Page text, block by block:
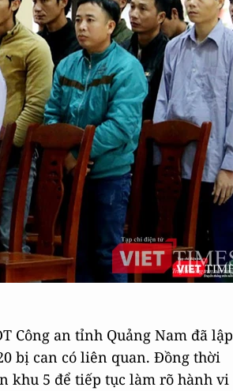
Công an tỉnh Quảng Nam đã lập
bị can có liên quan. Đồng thời
khu 5 để tiếp tục làm rõ hành vi